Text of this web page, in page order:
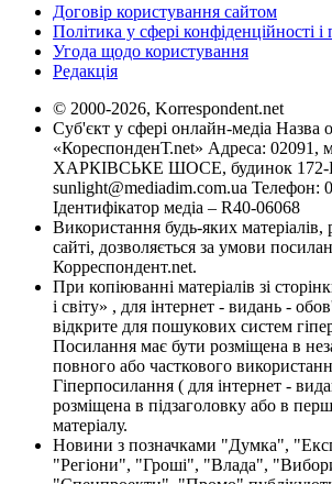
Договір користування сайтом
Політика у сфері конфіденційності
Угода щодо користування
Редакція
© 2000-2026, Korrespondent.net
Суб'єкт у сфері онлайн-медіа Назва
«КореспонденТ.net» Адреса: 02091,
ХАРКІВСЬКЕ ШОСЕ, будинок 172-
sunlight@mediadim.com.ua Телефон:
Ідентифікатор медіа – R40-06068
Використання будь-яких
сайті, дозволяється за умови
Корреспондент.net.
При копіюванні матеріалів зі
і світу» , для інтернет - видань -
відкрите для пошукових систем
Посилання має бути розміщена в
повного або часткового
Гіперпосилання ( для інтернет -
розміщена в підзаголовку або в
матеріалу.
Новини з позначками "Думка",
"Регіони", "Гроші", "Влада",